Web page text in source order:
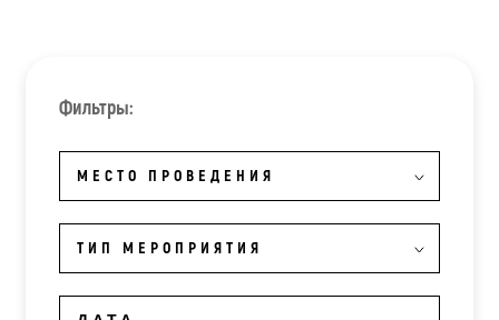
Фильтры:
МЕСТО ПРОВЕДЕНИЯ
ТИП МЕРОПРИЯТИЯ